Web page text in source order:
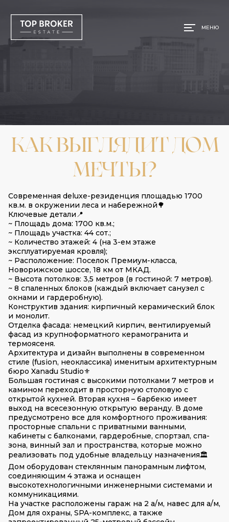
МЕНЮ
КАК ВЫГЛЯДИТ ДОМ
МЕЧТЫ?
Современная deluxe-резиденция площадью 1700
кв.м. в окружении леса и набережной🌳
Ключевые детали📍
~ Площадь дома: 1700 кв.м.;
~ Площадь участка: 44 сот.;
~ Количество этажей: 4 (на 3-ем этаже
эксплуатируемая кровля);
~ Расположение: Поселок Премиум-класса,
Новорижское шоссе, 18 км от МКАД.
~ Высота потолков: 3,5 метров (в гостиной: 7 метров).
~ 8 спаленных блоков (каждый включает санузел с
окнами и гардеробную).
Конструктив здания: кирпичный керамический блок
и монолит.
Отделка фасада: немецкий кирпич, вентилируемый
фасад из крупноформатного керамогранита и
термоясеня.
Архитектура и дизайн выполнены в современном
стиле (fusion, неоклассика) именитым архитектурным
бюро Xanadu Studio⚜️
Большая гостиная с высокими потолками 7 метров и
камином переходит в просторную столовую с
открытой кухней. Вторая кухня – барбекю имеет
выход на всесезонную открытую веранду. В доме
предусмотрено все для комфортного проживания:
просторные спальни с приватными ванными,
кабинеты с балконами, гардеробные, спортзал, спа-
зона, винный зал и пространства, которые можно
реализовать под удобные владельцу назначения🏛️
Дом оборудован стеклянным панорамным лифтом,
соединяющим 4 этажа и оснащен
высокотехнологичными инженерными системами и
коммуникациями.
На участке расположены гараж на 2 а/м, навес для а/м,
Дом для охраны, SPA-комплекс, а также